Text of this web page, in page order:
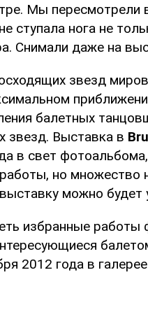
Мы пересмотрели
ступала нога не
Снимали даже на
звезд
балетных
звезд. Выставка в
в свет
но множество
можно будет
избранные работы
2012 года в галерее